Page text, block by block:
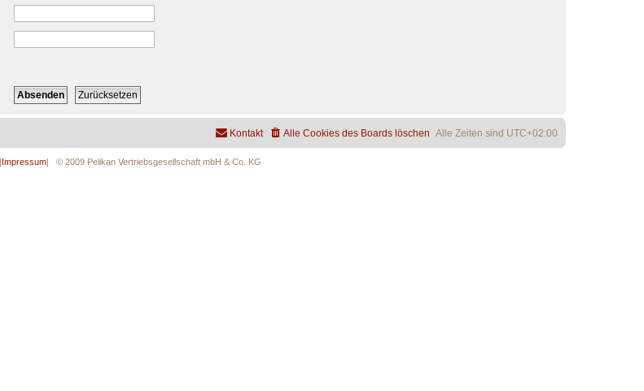
Alle Zeiten sind UTC+02:00
Alle Cookies des Boards löschen
Kontakt
Impressum | © 2009 Pelikan Vertriebsgesellschaft mbH & Co. KG